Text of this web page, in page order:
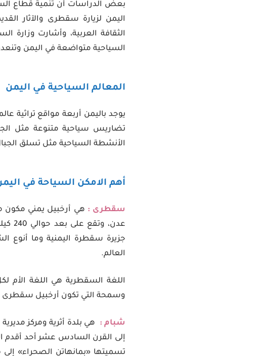
بعض الدراسات أن تنمية قطاع
اليمن لزيارة سقطرى والآثار
الثقافة العربية، وأشارت وزارة
السياحية متواضعة في اليمن
المعالم السياحية في اليمن
يوجد باليمن أربعة مواقع تراثية
تضاريس سياحية متنوعة مثل
الأنشطة السياحية مثل تسلق
أهم الامكن السياحة في
سقطرى : هي أرخبيل يمني مكون
جزيرة سقطرة اليمنية وما أنوع
العالم.
اللغة السقطرية هي اللغة الأم
وسمحة التي تكون أرخبيل سقطرى في
شبام :
هي بلدة أثرية ومركز
إلى القرن السادس عشر أحد أقدم